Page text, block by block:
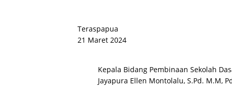
Teraspapua
21 Maret 2024
Kepala Bidang Pembinaan Sekolah
Jayapura Ellen Montolalu, S.Pd. M.M,